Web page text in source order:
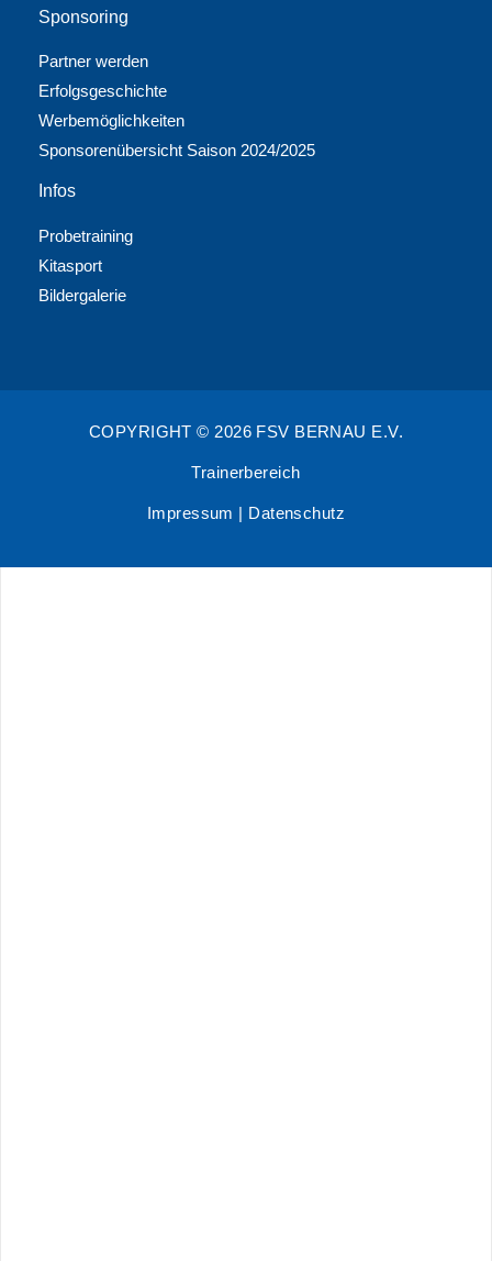
Sponsoring
Partner werden
Erfolgsgeschichte
Werbemöglichkeiten
Sponsorenübersicht Saison 2024/2025
Infos
Probetraining
Kitasport
Bildergalerie
COPYRIGHT © 2026 FSV BERNAU E.V.
Trainerbereich
Impressum Datenschutz